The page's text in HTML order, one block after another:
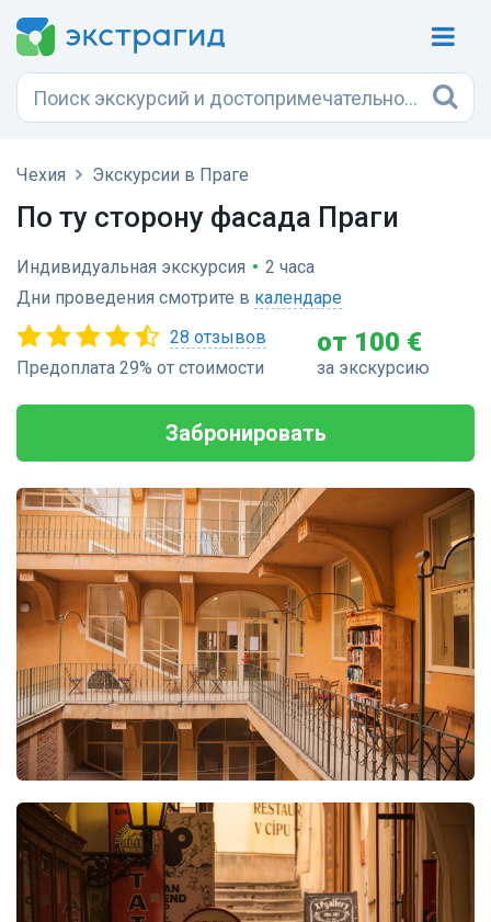
Чехия Экскурсии в Праге
По ту сторону фасада Праги
Индивидуальная экскурсия • 2 часа
Дни проведения смотрите в календаре
28 отзывов
Предоплата 29% от стоимости
от 100 €
за экскурсию
Забронировать